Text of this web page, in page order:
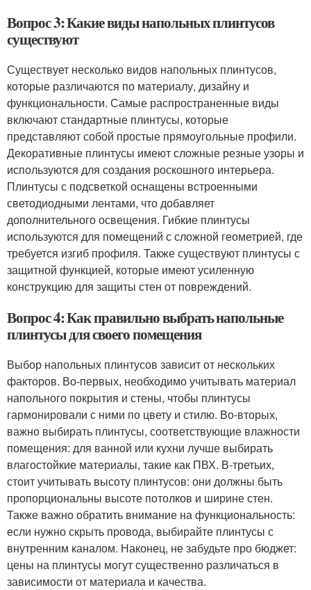
Вопрос 3: Какие виды напольных плинтусов
существуют
Существует несколько видов напольных плинтусов,
которые различаются по материалу, дизайну и
функциональности. Самые распространенные виды
включают стандартные плинтусы, которые
представляют собой простые прямоугольные профили.
Декоративные плинтусы имеют сложные резные узоры и
используются для создания роскошного интерьера.
Плинтусы с подсветкой оснащены встроенными
светодиодными лентами, что добавляет
дополнительного освещения. Гибкие плинтусы
используются для помещений с сложной геометрией, где
требуется изгиб профиля. Также существуют плинтусы с
защитной функцией, которые имеют усиленную
конструкцию для защиты стен от повреждений.
Вопрос 4: Как правильно выбрать напольные
плинтусы для своего помещения
Выбор напольных плинтусов зависит от нескольких
факторов. Во-первых, необходимо учитывать материал
напольного покрытия и стены, чтобы плинтусы
гармонировали с ними по цвету и стилю. Во-вторых,
важно выбирать плинтусы, соответствующие влажности
помещения: для ванной или кухни лучше выбирать
влагостойкие материалы, такие как ПВХ. В-третьих,
стоит учитывать высоту плинтусов: они должны быть
пропорциональны высоте потолков и ширине стен.
Также важно обратить внимание на функциональность:
если нужно скрыть провода, выбирайте плинтусы с
внутренним каналом. Наконец, не забудьте про бюджет:
цены на плинтусы могут существенно различаться в
зависимости от материала и качества.